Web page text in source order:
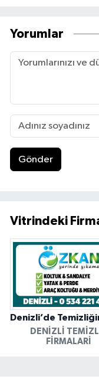
Yorumlar
Gönder
Vitrindeki
DENIZLI
FIRMALARI